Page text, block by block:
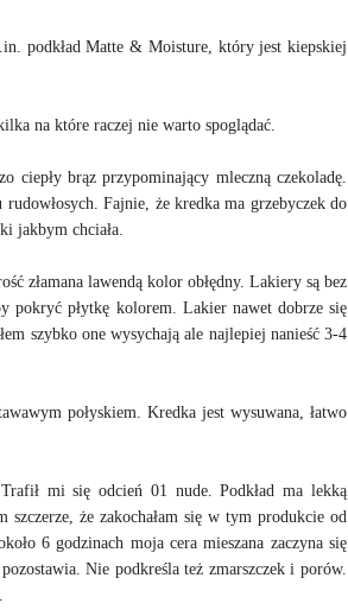
podkład Matte & Moisture, który jest kiepskiej
na które raczej nie warto spoglądać.
brąz przypominający mleczną czekoladę.
Fajnie, że kredka ma grzebyczek do
jakbym chciała.
złamana lawendą kolor obłędny. Lakiery są bez
pokryć płytkę kolorem. Lakier nawet dobrze się
szybko one wysychają ale najlepiej nanieść 3-4
połyskiem. Kredka jest wysuwana, łatwo
Trafił mi się odcień 01 nude. Podkład ma lekką
że zakochałam się w tym produkcie od
6 godzinach moja cera mieszana zaczyna się
Nie podkreśla też zmarszczek i porów.